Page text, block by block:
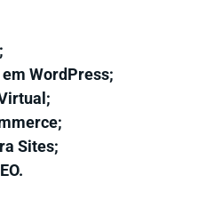
WordPress;
Sites;